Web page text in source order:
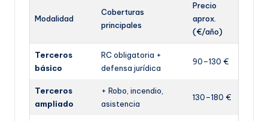
Modalidad
Coberturas
principales
Precio
aprox.
(€/año)
Terceros
básico
RC obligatoria +
defensa jurídica
90–130 €
Terceros
ampliado
+ Robo, incendio,
asistencia
130–180 €